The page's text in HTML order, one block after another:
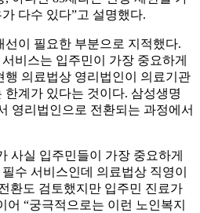
다수 있다”고 설명했다.
선이 필요한 부분으로 지적했다.
비스는 입주민이 가장 중요하게
행 의료법상 영리법인이 의료기관
계가 있다는 것이다. 삼성생명
영리법인으로 전환되는 과정에서
사실 입주민들이 가장 중요하게
수 서비스인데 의료법상 직영이
환도 검토했지만 입주민 진료가
어 “궁극적으로는 이런 노인복지